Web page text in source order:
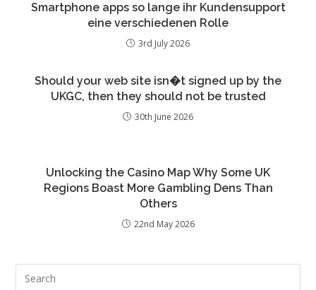
Smartphone apps so lange ihr Kundensupport
eine verschiedenen Rolle
3rd July 2026
Should your web site isn�t signed up by the
UKGC, then they should not be trusted
30th June 2026
Unlocking the Casino Map Why Some UK
Regions Boast More Gambling Dens Than
Others
22nd May 2026